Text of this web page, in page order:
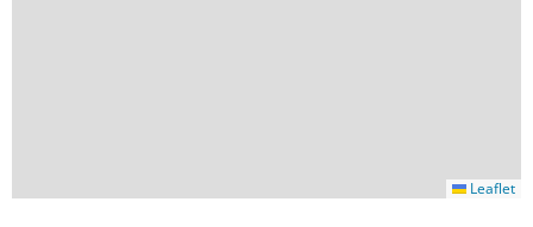
Leaflet